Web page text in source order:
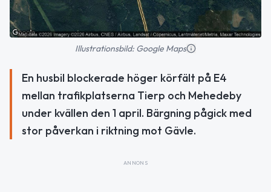
Illustrationsbild: Google Maps
En husbil blockerade höger körfält på E4
mellan trafikplatserna Tierp och Mehedeby
under kvällen den 1 april. Bärgning pågick med
stor påverkan i riktning mot Gävle.
ANNONS